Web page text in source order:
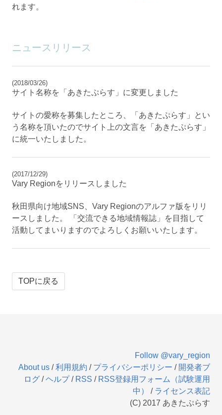
れます。
ニュースリリース
(2018/03/26)
サイト名称を「あきたぷらす」に変更しました
サイトの愛称を募集したところ、「あきたぷらす」とい
う名称を頂いたのでサイト上の文言を「あきたぷらす」
に統一いたしました。
(2017/12/29)
Vary Regionをリリースしました
秋田県向け地域SNS、Vary Regionのアルファ版をリリ
ースしました。 「交流できる地域情報誌」を目指して
活動してまいりますのでよろしくお願いいたします。
TOPに戻る
Follow @vary_region
About us /利用規約 / プライバシーポリシー / 開発者ブ
ログ /ヘルプ/ RSS / RSS登録用フォーム（試験運用
中） / ライセンス表記
(C) 2017 あきたぷらす